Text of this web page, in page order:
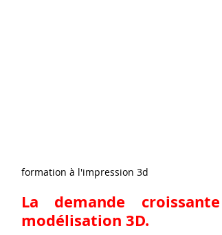
formation à l'impression 3d
La demande
modélisation 3D.